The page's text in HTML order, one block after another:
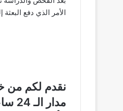
الأمر الذي دفع
نقدم لكم من